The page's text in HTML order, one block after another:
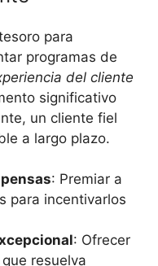
para
programas de
del ‌cliente
‍significativo
un cliente fiel
‌a largo plazo.
: ⁤Premiar a
para incentivarlos
: Ofrecer
‍resuelva